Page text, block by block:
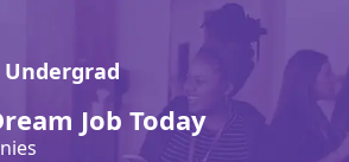
Job Today